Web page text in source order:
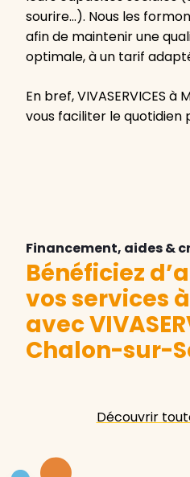
sourire…). Nous les
afin de maintenir une
optimale, à un tarif
En bref, VIVASERVICES à
vous faciliter le quotidien
Financement, aides &
Bénéficiez
vos services
avec
Chalon-sur-
Découvrir